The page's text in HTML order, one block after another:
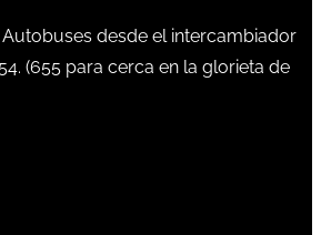
Autobuses desde el intercambiador
. (655 para cerca en la glorieta de